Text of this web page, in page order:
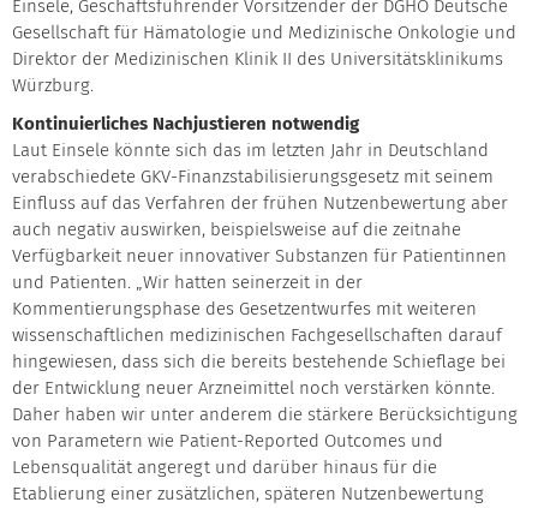
Einsele, Geschäftsführender Vorsitzender der DGHO Deutsche
Gesellschaft für Hämatologie und Medizinische Onkologie und
Direktor der Medizinischen Klinik II des Universitätsklinikums
Würzburg.
Kontinuierliches Nachjustieren notwendig
Laut Einsele könnte sich das im letzten Jahr in Deutschland
verabschiedete GKV-Finanzstabilisierungsgesetz mit seinem
Einfluss auf das Verfahren der frühen Nutzenbewertung aber
auch negativ auswirken, beispielsweise auf die zeitnahe
Verfügbarkeit neuer innovativer Substanzen für Patientinnen
und Patienten. „Wir hatten seinerzeit in der
Kommentierungsphase des Gesetzentwurfes mit weiteren
wissenschaftlichen medizinischen Fachgesellschaften darauf
hingewiesen, dass sich die bereits bestehende Schieflage bei
der Entwicklung neuer Arzneimittel noch verstärken könnte.
Daher haben wir unter anderem die stärkere Berücksichtigung
von Parametern wie Patient-Reported Outcomes und
Lebensqualität angeregt und darüber hinaus für die
Etablierung einer zusätzlichen, späteren Nutzenbewertung